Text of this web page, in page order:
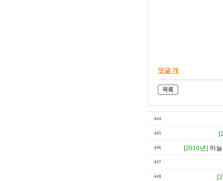
덧글 개
444
445
446 [2010년] 하
447
448